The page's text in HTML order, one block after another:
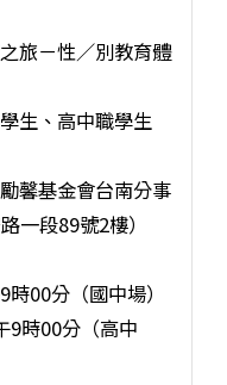
旅－性／別教育體
生、高中職學生
馨基金會台南分事
一段89號2樓）
00分（國中場）
9時00分（高中